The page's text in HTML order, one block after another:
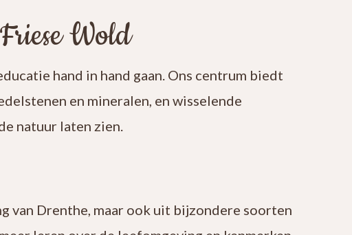
Wold
hand in hand gaan. Ons centrum biedt
en mineralen, en wisselende
natuur laten zien.
van Drenthe, maar ook uit bijzondere soorten